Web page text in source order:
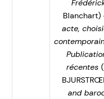
Blanchart)
acte,
récentes
and